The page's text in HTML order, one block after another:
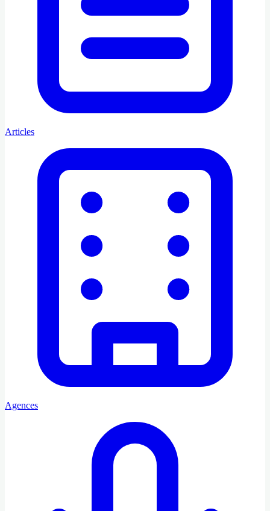
Articles
Agences